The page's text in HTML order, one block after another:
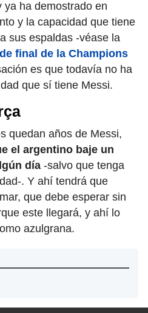
ya ha demostrado en
y la capacidad que tiene
sus espaldas -véase la
final de la Champions
es que todavía no ha
que sí tiene Messi.
quedan años de Messi,
el argentino baje un
día -salvo que tenga
. Y ahí tendrá que
que debe esperar sin
este llegará, y ahí lo
azulgrana.